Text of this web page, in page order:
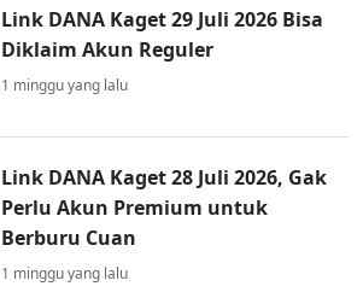
Link DANA Kaget 29 Juli 2026 Bisa
Diklaim Akun Reguler
1 minggu yang lalu
Link DANA Kaget 28 Juli 2026, Gak
Perlu Akun Premium untuk
Berburu Cuan
1 minggu yang lalu